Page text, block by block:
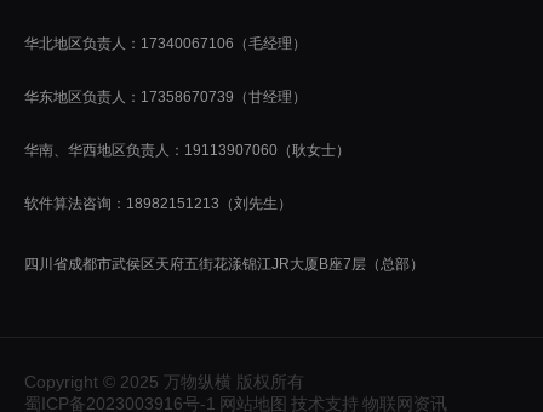
华北地区负责人：17340067106（毛经理）
华东地区负责人：17358670739（甘经理）
华南、华西地区负责人：19113907060（耿女士）
软件算法咨询：18982151213（刘先生）
四川省成都市武侯区天府五街花漾锦江JR大厦B座7层（总部）
Copyright © 2025 万物纵横 版权所有
蜀ICP备2023003916号-1 网站地图 技术支持 物联网资讯